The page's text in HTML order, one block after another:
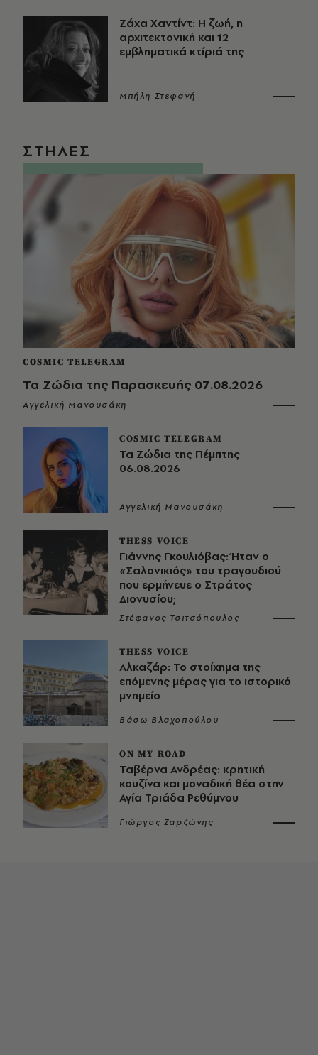
Ζάχα Χαντίντ: Η ζωή, η
αρχιτεκτονική και 12
εμβληματικά κτίριά της
Μπήλη Στεφανή
ΣΤΗΛΕΣ
COSMIC TELEGRAM
Τα Ζώδια της Παρασκευής 07.08.2026
Αγγελική Μανουσάκη
COSMIC TELEGRAM
Τα Ζώδια της Πέμπτης
06.08.2026
Αγγελική Μανουσάκη
THESS VOICE
Γιάννης Γκουλιόβας: Ήταν ο
«Σαλονικιός» του τραγουδιού
που ερμήνευε ο Στράτος
Διονυσίου;
Στέφανος Τσιτσόπουλος
THESS VOICE
Αλκαζάρ: Το στοίχημα της
επόμενης μέρας για το ιστορικό
μνημείο
Βάσω Βλαχοπούλου
ON MY ROAD
Ταβέρνα Ανδρέας: κρητική
κουζίνα και μοναδική θέα στην
Αγία Τριάδα Ρεθύμνου
Γιώργος Ζαρζώνης